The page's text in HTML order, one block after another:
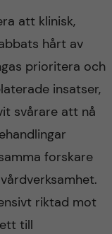
att klinisk,
hårt av
prioritera och
insatser,
svårare att nå
forskare
riktad mot
till